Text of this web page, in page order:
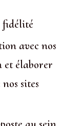
fidélité
avec nos
et élaborer
sites